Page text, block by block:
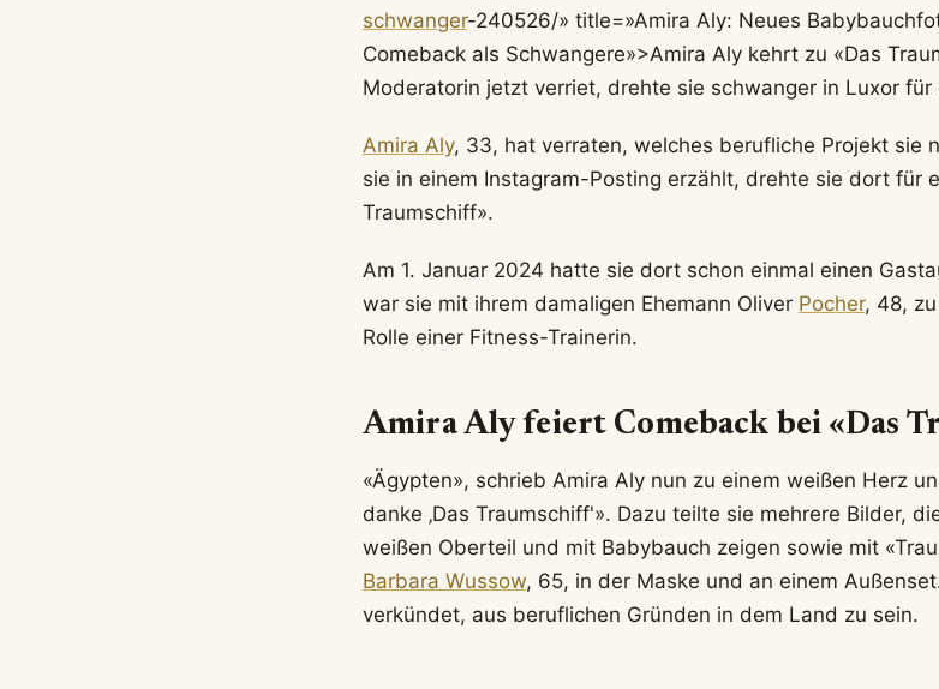
schwanger-240526/» title=»Amira Aly: Neues
Comeback als Schwangere»>Amira Aly kehrt zu «Das
Moderatorin jetzt verriet, drehte sie schwanger in Luxor
Amira Aly, 33, hat verraten, welches berufliche Projekt sie
sie in einem Instagram-Posting erzählt, drehte sie dort für
Traumschiff».
Am 1. Januar 2024 hatte sie dort schon einmal einen
war sie mit ihrem damaligen Ehemann Oliver Pocher, 48,
Rolle einer Fitness-Trainerin.
Amira Aly feiert Comeback bei «Das
«Ägypten», schrieb Amira Aly nun zu einem weißen Herz
danke ‚Das Traumschiff'». Dazu teilte sie mehrere Bilder,
weißen Oberteil und mit Babybauch zeigen sowie mit
Barbara Wussow, 65, in der Maske und an einem
verkündet, aus beruflichen Gründen in dem Land zu sein.